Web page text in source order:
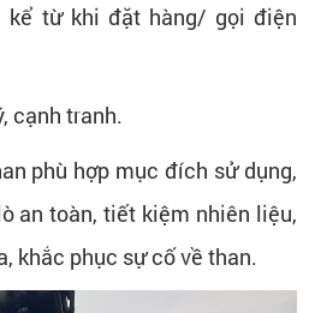
kể từ khi đặt hàng/ gọi điện
cạnh tranh.
phù hợp mục đích sử dụng,
an toàn, tiết kiệm nhiên liệu,
khắc phục sự cố về than.